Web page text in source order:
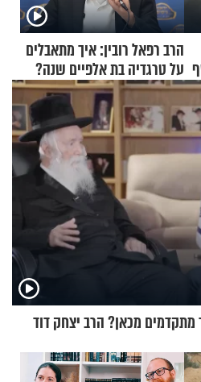
הרב רפאל רובין: איך מתאבלים
על טרגדיה בת אלפיים שנה?
מכאן? הרב יצחק דוד